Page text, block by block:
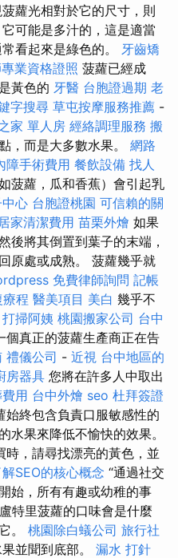
蘿光相對於它的尺寸，則
可能是多汁的，這是適當
看起來是綠色的。 牙齒矯
業資格證照 菠蘿已經成
黃色的 牙醫 台胞證過期 老
字搜尋 草屯按摩服務推薦 -
家 單人房 經絡調理服務 搬
，而是大多數水果。 網路
障手術費用 餐飲設備 找人
菠蘿，瓜和香蕉）會引起乳
心 台胞證桃園 可信賴的關
居家清潔費用 苗栗外燴 如果
後將其倒置到葉子的末端，
原處或成熟。 菠蘿幾乎就
免費律師詢問 記帳
程 醫美項目 美白 幾乎不
打掃阿姨 桃園搬家公司 台中
個真正的菠蘿生產商正在告
禮儀公司 - 近視 台中地區的
房器具 您將在許多人中取出
用 台中外燴 seo 杜拜簽證
始終包含負責口服敏感性的
水果來降低不愉快的效果。
時，請尋找漂亮的黃色，並
SEO的核心概念 “通過社交
始，所有有趣或幼稚的事
特里菠蘿的口味會是什麼
。 桃園除白蟻公司 旅行社
並聞到底部。 漏水 打針